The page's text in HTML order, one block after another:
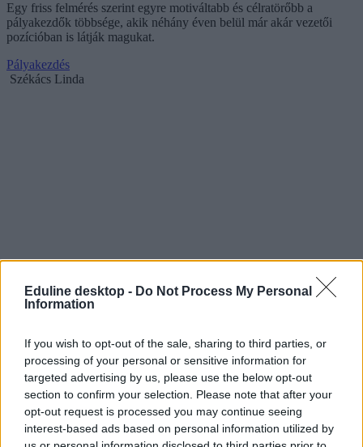
Eduline desktop - Do Not Process My Personal
Information
If you wish to opt-out of the sale, sharing to third parties, or
processing of your personal or sensitive information for
targeted advertising by us, please use the below opt-out
section to confirm your selection. Please note that after your
opt-out request is processed you may continue seeing
interest-based ads based on personal information utilized by
Egy friss felmérés szerint egyre motiváltabb és célratörőbb a
pályakezdők többsége, akik néhány éven belül már akár vezetői
pozícióban is látják magukat.
Pályakezdés
Székács Linda
"Eddig nem dolgoztam sehol, mit írjak az
önéletrajzomba?"